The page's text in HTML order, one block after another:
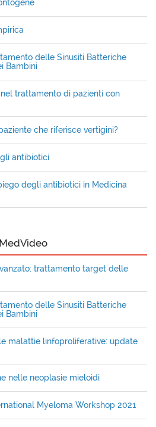
delle Sinusiti Batteriche
Bambini
trattamento di pazienti con
che riferisce vertigini?
antibiotici
degli antibiotici in Medicina
MedVideo
trattamento target delle
delle Sinusiti Batteriche
Bambini
malattie linfoproliferative: update
nelle neoplasie mieloidi
Myeloma Workshop 2021